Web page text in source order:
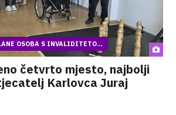
OSOBA S INVALIDITETO...
četvrto mjesto, najbolji
Karlovca Juraj